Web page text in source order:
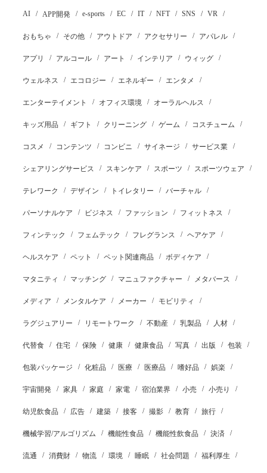
AI APP開発 e-sports EC IT NFT SNS VR
おもちゃ その他 アウトドア アクセサリー アパレル
アプリ アルコール アート インテリア ウィッグ
ウェルネス エコロジー エネルギー エンタメ
エンターテイメント オフィス環境 オーラルヘルス
キッズ用品 ギフト クリーニング ゲーム コスチューム
コスメ コンテンツ コンビニ サイネージ サービス業
シェアリングサービス スキンケア スポーツ スポーツウェア
テレワーク デザイン トイレタリー バーチャル
パーソナルケア ビジネス ファッション フィットネス
フィンテック フェムテック フレグランス ヘアケア
ヘルスケア ペット ペット関連商品 ボディケア
マタニティ マッチング マニュファクチャー メタバース
メディア メンタルケア メーカー モビリティ
ラグジュアリー リモートワーク 不動産 乳製品 人材
代替食 住宅 保険 健康 健康食品 写真 出版 包装
包装パッケージ 化粧品 医療 医療品 嗜好品 娯楽
宇宙開発 家具 家庭 家電 宿泊業界 小売 小売り
幼児飲食品 広告 建築 接客 撮影 教育 旅行
機械学習/アルゴリズム 機能性食品 機能性飲食品 決済
流通 消費財 物流 環境 睡眠 社会問題 福利厚生